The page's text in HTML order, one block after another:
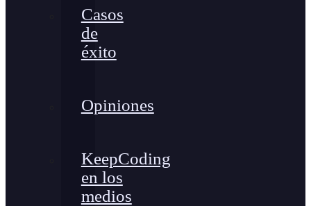
Casos
de
éxito
Opiniones
KeepCoding
en los
medios